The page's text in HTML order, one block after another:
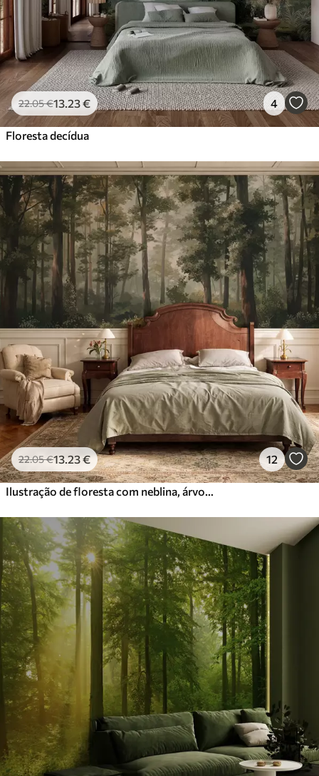
22.05€13.23€ 4
Floresta decídua
22.05€13.23€ 12
Ilustração de floresta com neblina, árvores altas e um caminho